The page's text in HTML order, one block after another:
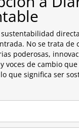
sustentabilidad
No se trata de
poderosas,
voces de cambio
que significa ser